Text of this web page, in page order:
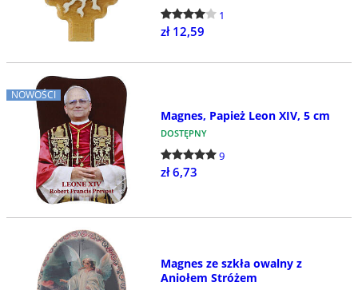
1
zł 12,59
NOWOŚCI
Magnes, Papież Leon XIV, 5 cm
DOSTĘPNY
9
zł 6,73
Magnes ze szkła owalny z
Aniołem Stróżem